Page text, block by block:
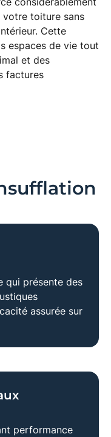
votre toiture sans
Cette
espaces de vie tout
et des
factures
qui présente des
assurée sur
performance